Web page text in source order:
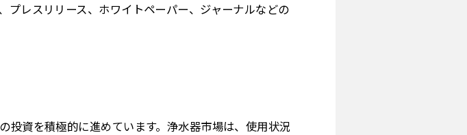
プレスリリース、ホワイトペーパー、ジャーナルなどの
投資を積極的に進めています。浄水器市場は、使用状況